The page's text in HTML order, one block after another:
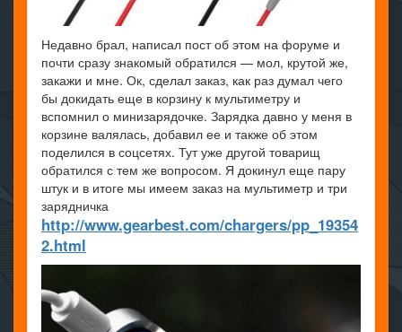
Недавно брал, написал пост об этом на форуме и
почти сразу знакомый обратился — мол, крутой же,
закажи и мне. Ок, сделал заказ, как раз думал чего
бы докидать еще в корзину к мультиметру и
вспомнил о минизарядочке. Зарядка давно у меня в
корзине валялась, добавил ее и также об этом
поделился в соцсетях. Тут уже другой товарищ
обратился с тем же вопросом. Я докинул еще пару
штук и в итоге мы имеем заказ на мультиметр и три
зарядничка
http://www.gearbest.com/chargers/pp_19354
2.html